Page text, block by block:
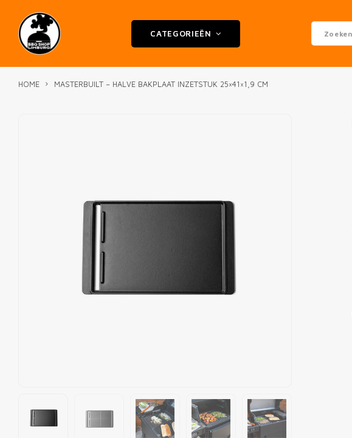
CATEGORIEËN
HOME MASTERBUILT – HALVE BAKPLAAT INZETSTUK 25×41×1,9 CM